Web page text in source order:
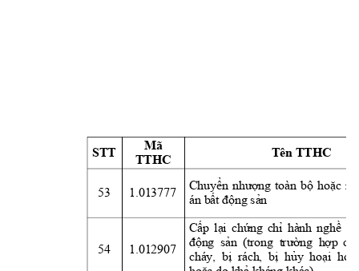
STT
Mã
TTHC
Tên TTHC
53 1.013777
Chuyển nhượng toàn bộ hoặc
án bất động sản
54 1.012907
Cấp lại chứng chỉ hành nghề
động sản (trong trường hợp
cháy, bị
  rách,
bị hủy hoại